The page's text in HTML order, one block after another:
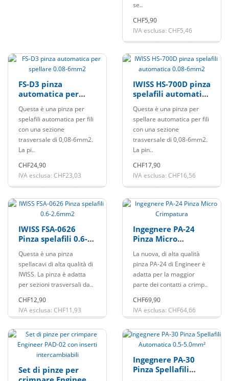
se..
CHF5,90
IVA esclusa: CHF5,46
FS-D3 pinza
automatica per
Questa è una pinza per
spelafili automatica per fili
con una sezione
trasversale di 0,08-6mm2.
La pi..
CHF24,90
IVA esclusa: CHF23,03
IWISS HS-700D pinza
spelafili automatica
Questa è una pinza per
spellare automatica per fili
con una sezione
trasversale di 0,08-6mm2.
La pin..
CHF17,90
IVA esclusa: CHF16,56
IWISS FSA-0626
Pinza spelafili 0.6-
Questa è una pinza
spellacavi di alta qualità di
IWISS. La pinza è adatta
per sezioni trasversali da..
CHF12,90
IVA esclusa: CHF11,93
Ingegnere PA-24
Pinza Micro
La nuova, di alta qualità
pinza PA-24 di Engineer è
adatta per la maggior
parte dei contatti a crimp..
CHF69,90
IVA esclusa: CHF64,66
Set di pinze per
Ingegnere PA-30
Pinza Spellafili